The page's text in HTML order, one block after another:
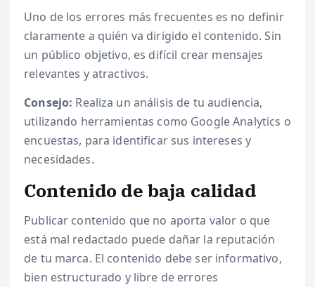
Uno de los errores más frecuentes es no definir
claramente a quién va dirigido el contenido. Sin
un público objetivo, es difícil crear mensajes
relevantes y atractivos.
Consejo: Realiza un análisis de tu audiencia,
utilizando herramientas como Google Analytics o
encuestas, para identificar sus intereses y
necesidades.
Contenido de baja calidad
Publicar contenido que no aporta valor o que
está mal redactado puede dañar la reputación
de tu marca. El contenido debe ser informativo,
bien estructurado y libre de errores